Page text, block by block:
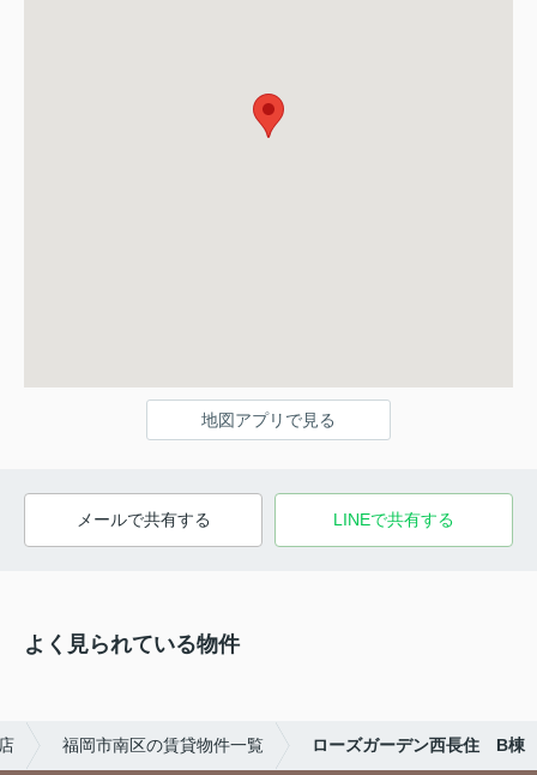
地図アプリで見る
メールで共有する LINEで共有する
よく見られている物件
福岡市南区の賃貸物件一覧 ローズガーデン西長住 B棟